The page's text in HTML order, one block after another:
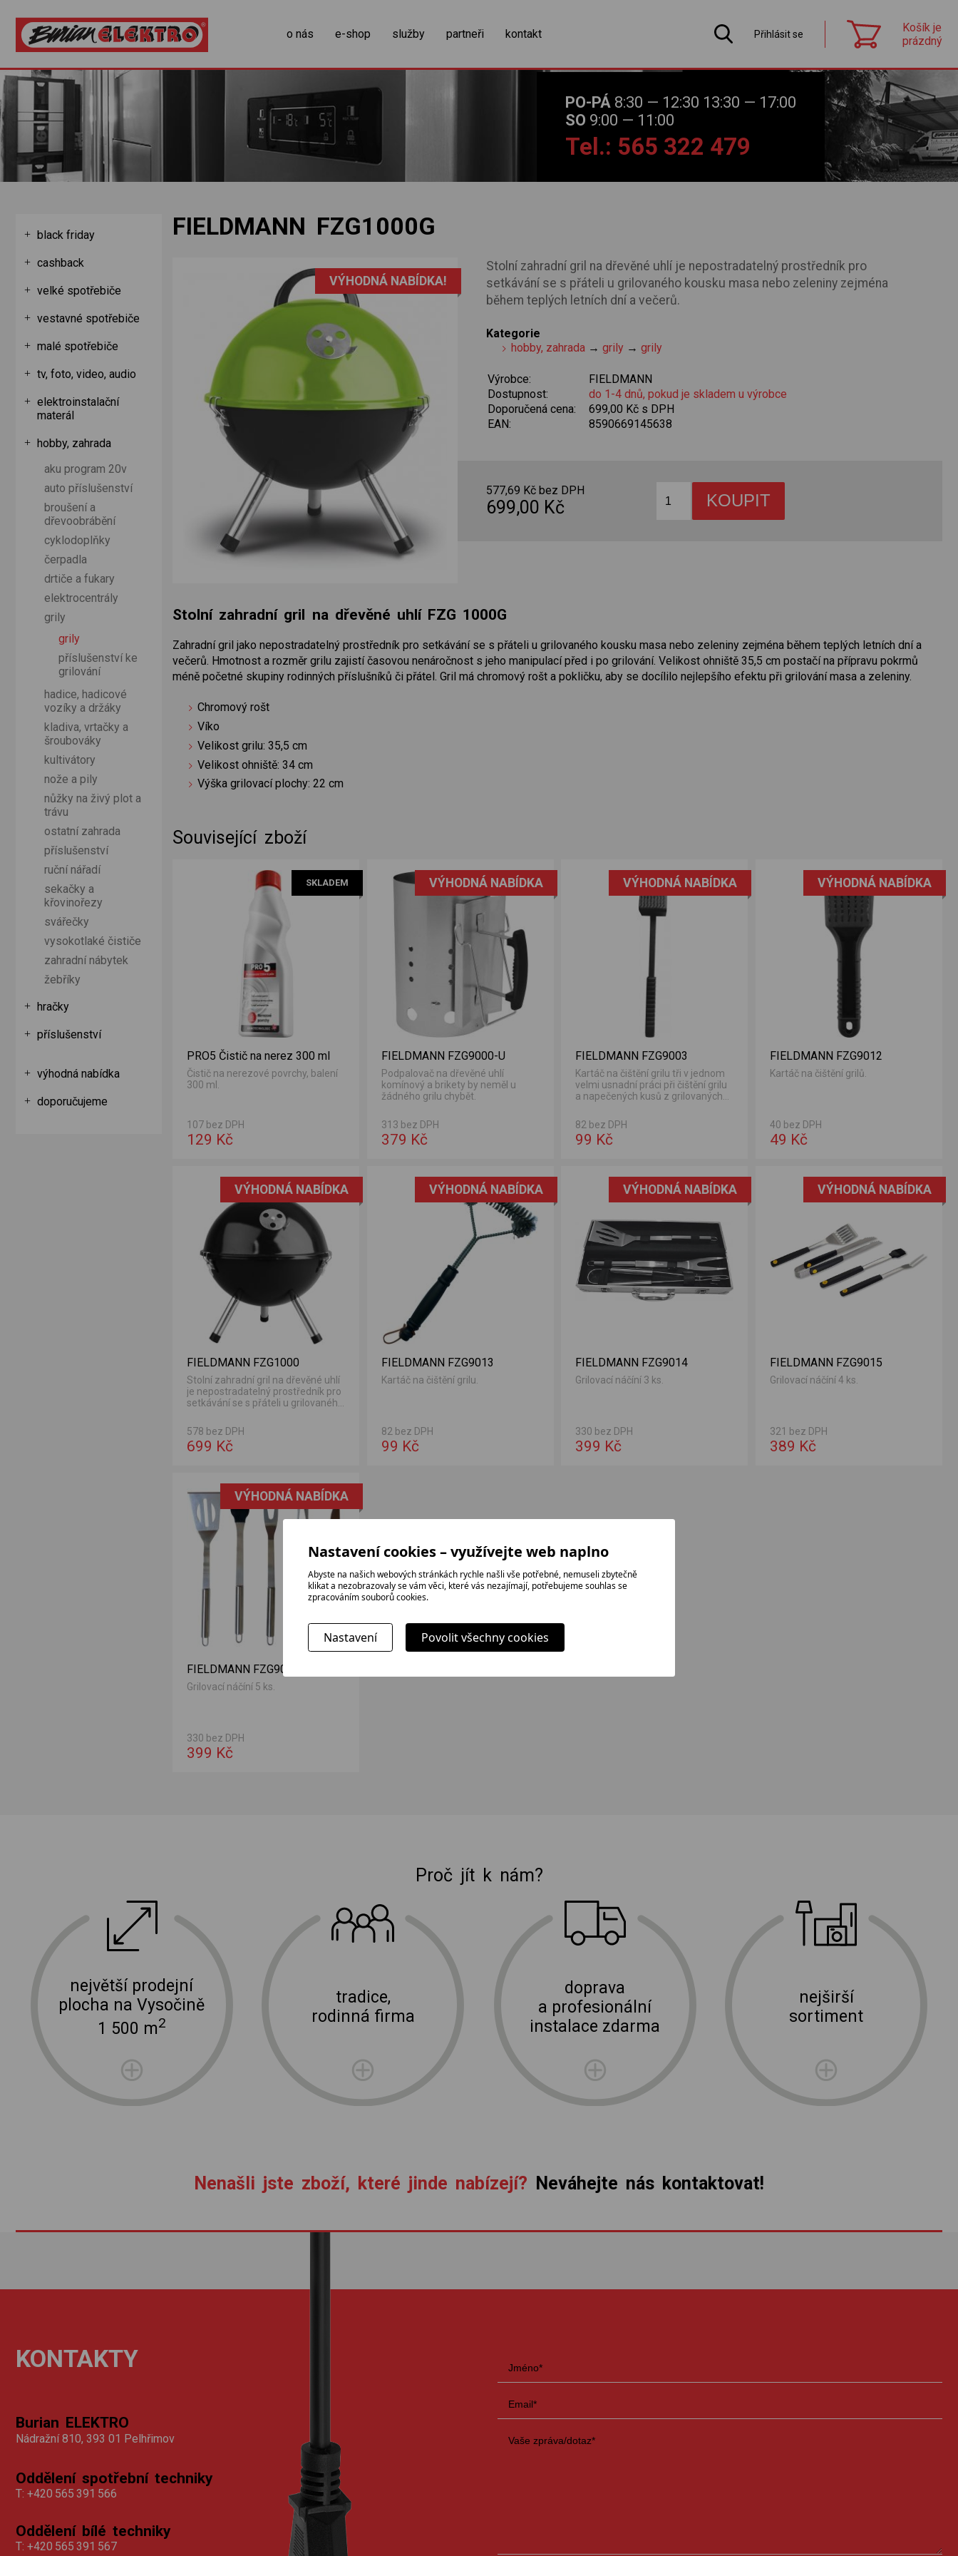
o nás e-shop služby partneři kontakt Přihlásit se
Košík je
prázdný
zobrazit obsah košíku
PO-PÁ 8:30 — 12:30 13:30 — 17:00
SO 9:00 — 11:00
Tel.: 565 322 479
FIELDMANN FZG1000G
Stolní zahradní gril na dřevěné uhlí je nepostradatelný prostředník pro
setkávání se s přáteli u grilovaného kousku masa nebo zeleniny zejména
během teplých letních dní a večerů.
Kategorie
hobby, zahrada →grily →grily
Výrobce:
FIELDMANN
Dostupnost:
do 1-4 dnů, pokud je skladem u výrobce
Doporučená cena:
699,00 Kč s DPH
EAN:
8590669145638
577,69 Kč bez DPH
699,00 Kč
VÝHODNÁ NABÍDKA!
Stolní zahradní gril na dřevěné uhlí FZG 1000G
Zahradní gril jako nepostradatelný prostředník pro setkávání se s přáteli u grilovaného kousku masa nebo zeleniny zejména během teplých letních dní a
večerů. Hmotnost a rozměr grilu zajistí časovou nenáročnost s jeho manipulací před i po grilování. Velikost ohniště 35,5 cm postačí na přípravu pokrmů
méně početné skupiny rodinných příslušníků či přátel. Gril má chromový rošt a pokličku, aby se docílilo nejlepšího efektu při grilování masa a zeleniny.
Chromový rošt
Víko
Velikost grilu: 35,5 cm
Velikost ohniště: 34 cm
Výška grilovací plochy: 22 cm
Související zboží
SKLADEM
PRO5 Čistič na nerez 300 ml
Čistič na nerezové povrchy, balení
300 ml.
107 bez DPH
129 Kč
VÝHODNÁ NABÍDKA
FIELDMANN FZG9000-U
Podpalovač na dřevěné uhlí
komínový a brikety by neměl u
žádného grilu chybět.
313 bez DPH
379 Kč
VÝHODNÁ NABÍDKA
FIELDMANN FZG9003
Kartáč na čištění grilu tři v jednom
velmi usnadní práci při čištění grilu
a napečených kusů z grilovaných
82 bez DPH
99 Kč
VÝHODNÁ NABÍDKA
FIELDMANN FZG9012
Kartáč na čištění grilů.
40 bez DPH
49 Kč
VÝHODNÁ NABÍDKA
FIELDMANN FZG1000
Stolní zahradní gril na dřevěné uhlí
je nepostradatelný prostředník pro
setkávání se s přáteli u grilovaného
578 bez DPH
699 Kč
VÝHODNÁ NABÍDKA
FIELDMANN FZG9013
Kartáč na čištění grilu.
82 bez DPH
99 Kč
VÝHODNÁ NABÍDKA
FIELDMANN FZG9014
Grilovací náčíní 3 ks.
330 bez DPH
399 Kč
VÝHODNÁ NABÍDKA
FIELDMANN FZG9015
Grilovací náčíní 4 ks.
321 bez DPH
389 Kč
VÝHODNÁ NABÍDKA
FIELDMANN FZG9016
Grilovací náčíní 5 ks.
330 bez DPH
399 Kč
black friday
cashback
velké spotřebiče
vestavné spotřebiče
malé spotřebiče
tv, foto, video, audio
elektroinstalační
materál
hobby, zahrada
aku program 20v
auto příslušenství
broušení a
dřevoobrábění
cyklodoplňky
čerpadla
drtiče a fukary
elektrocentrály
grily
grily
příslušenství ke
grilování
hadice, hadicové
vozíky a držáky
kladiva, vrtačky a
šroubováky
kultivátory
nože a pily
nůžky na živý plot a
trávu
ostatní zahrada
příslušenství
ruční nářadí
sekačky a
křovinořezy
svářečky
vysokotlaké čističe
zahradní nábytek
žebříky
hračky
příslušenství
výhodná nabídka
doporučujeme
Proč jít k nám?
největší prodejní
plocha na Vysočině
1 500 m2
tradice,
rodinná firma
doprava
a profesionální
instalace zdarma
doprava a instalace elektro zařízení
nejširší
sortiment
E-shop Elektro Burian
Nenašli jste zboží, které jinde nabízejí? Neváhejte nás kontaktovat!
KONTAKTY
Burian ELEKTRO
Nádražní 810, 393 01 Pelhřimov
Oddělení spotřební techniky
T: +420 565 391 566
Oddělení bílé techniky
T: +420 565 391 567
Nastavení cookies – využívejte web naplno
Abyste na našich webových stránkách rychle našli vše potřebné, nemuseli zbytečně
klikat a nezobrazovaly se vám věci, které vás nezajímají, potřebujeme souhlas se
zpracováním souborů cookies.
Nastavení Povolit všechny cookies